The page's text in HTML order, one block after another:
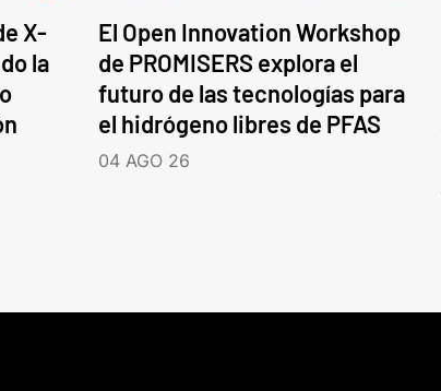
X-
la
El Open Innovation Workshop
de PROMISERS explora el
futuro de las tecnologías para
el hidrógeno libres de PFAS
04 AGO 26